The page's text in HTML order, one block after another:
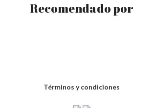
Recomendado por
Términos y condiciones